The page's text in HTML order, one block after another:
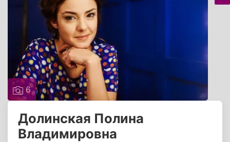
6
Долинская Полина
Владимировна